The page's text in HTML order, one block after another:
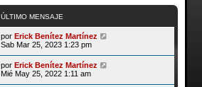
ÚLTIMO MENSAJE
porErick Benítez Martínez
Sab Mar 25, 2023 1:23 pm
porErick Benítez Martínez
Mié May 25, 2022 1:11 am